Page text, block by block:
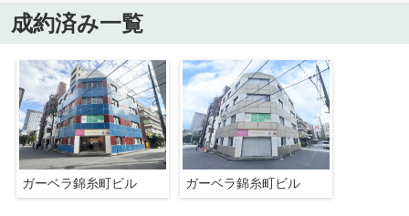
成約済み一覧
ガーベラ錦糸町ビル ガーベラ錦糸町ビル